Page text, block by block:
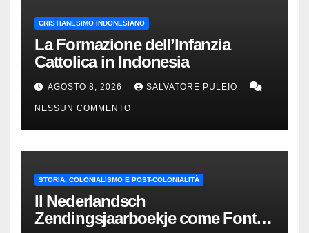
CRISTIANESIMO INDONESIANO
La Formazione dell’Infanzia
Cattolica in Indonesia
AGOSTO 8, 2026 SALVATORE PULEIO
NESSUN COMMENTO
STORIA, COLONIALISMO E POST-COLONIALITÀ
Il Nederlandsch
Zendingsjaarboekje come Fonte